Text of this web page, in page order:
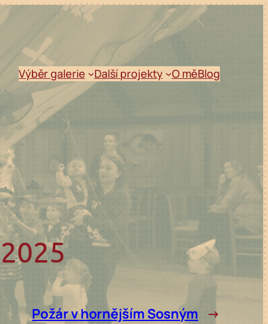
Výběr galerie Další projekty O měBlog
Požár v hornějším Sosným →